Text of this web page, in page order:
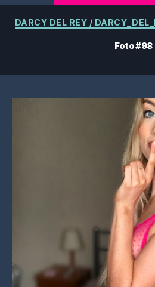
DARCY DEL REY /
Foto #98